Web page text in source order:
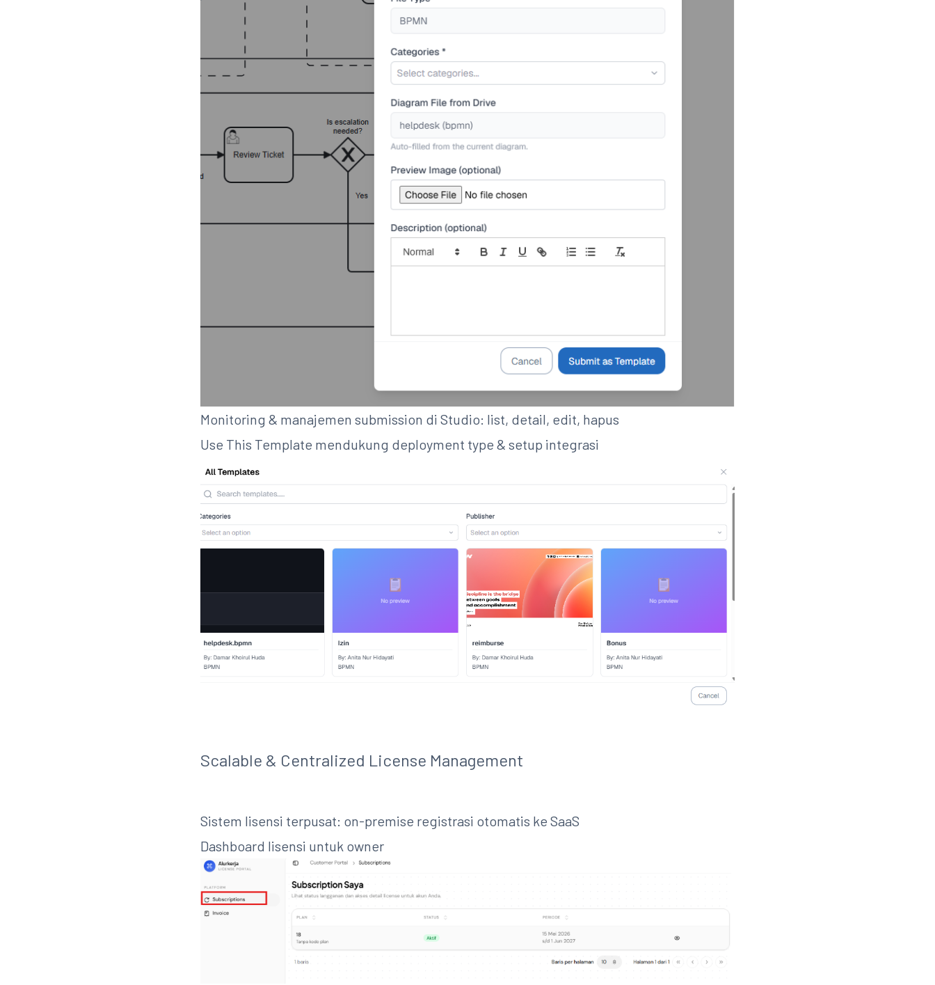
Monitoring & manajemen submission di Studio: list, detail, edit, hapus
Use This Template mendukung deployment type & setup integrasi
Scalable & Centralized License Management
Sistem lisensi terpusat: on-premise registrasi otomatis ke SaaS
Dashboard lisensi untuk owner